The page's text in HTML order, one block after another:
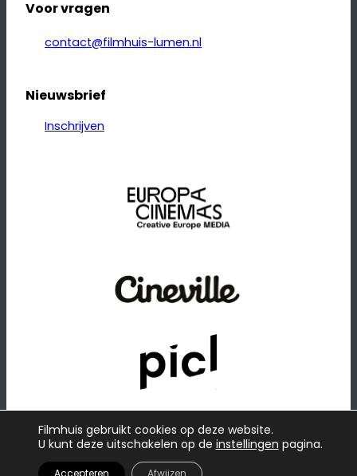
Voor vragen
contact@filmhuis-lumen.nl
Nieuwsbrief
Inschrijven
© 2026·Website doorRaadhuis Privacybeleid
Filmhuis gebruikt cookies op deze website.
U kunt deze uitschakelen op de instellingen pagina.
Accepteren Afwijzen